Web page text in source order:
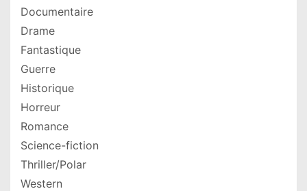
Documentaire
Drame
Fantastique
Guerre
Historique
Horreur
Romance
Science-fiction
Thriller/Polar
Western